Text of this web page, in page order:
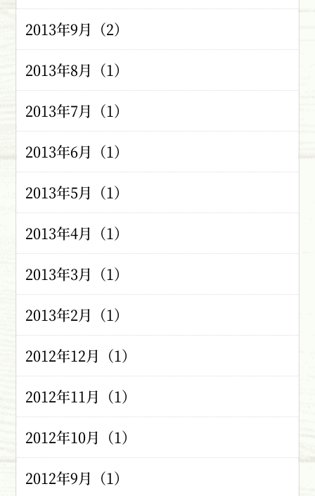
2013年9月（2）
2013年8月（1）
2013年7月（1）
2013年6月（1）
2013年5月（1）
2013年4月（1）
2013年3月（1）
2013年2月（1）
2012年12月（1）
2012年11月（1）
2012年10月（1）
2012年9月（1）